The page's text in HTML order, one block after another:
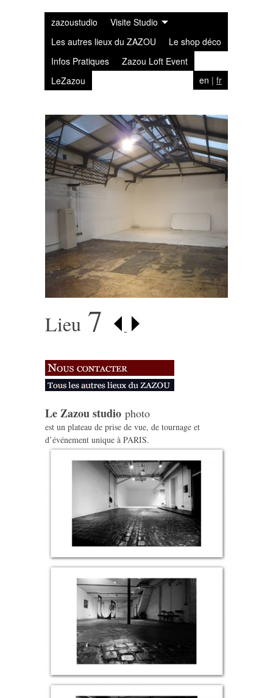
zazoustudio
Visite Studio
Les autres lieux du ZAZOU
Le shop déco
Infos Pratiques
Zazou Loft Event
LeZazou
en | fr
Lieu 7
Le Zazou studio photo
est un plateau de prise de vue, de tournage et
d’événement unique à PARIS.